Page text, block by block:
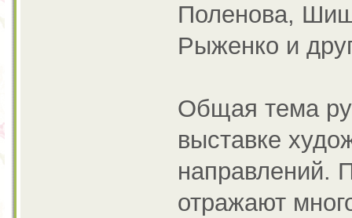
Поленова,
Рыженко и
Общая тема
выставке
направлений.
отражают